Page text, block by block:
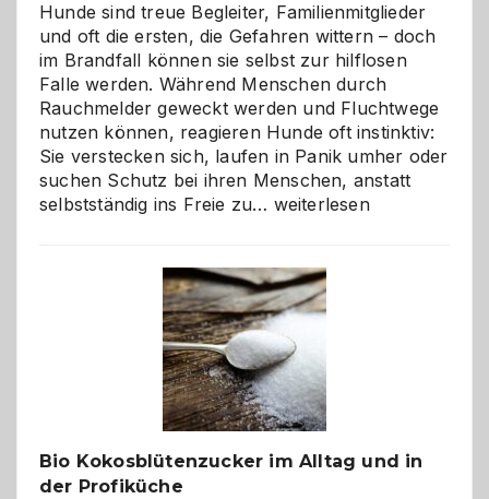
Hunde sind treue Begleiter, Familienmitglieder
und oft die ersten, die Gefahren wittern – doch
im Brandfall können sie selbst zur hilflosen
Falle werden. Während Menschen durch
Rauchmelder geweckt werden und Fluchtwege
nutzen können, reagieren Hunde oft instinktiv:
Sie verstecken sich, laufen in Panik umher oder
suchen Schutz bei ihren Menschen, anstatt
selbstständig ins Freie zu… Wenn
Freund
in
Gefahr
ist:
Brandschutz
für
Hunde
eigenen
weiterlesen
Bio Kokosblütenzucker im Alltag und in
der Profiküche